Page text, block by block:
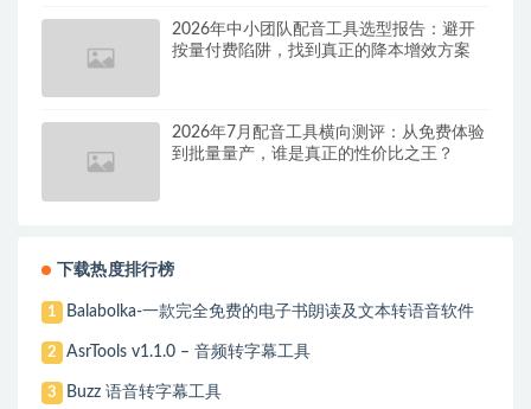
2026年中小团队配音工具选型报告：避开
按量付费陷阱，找到真正的降本增效方案
2026年7月配音工具横向测评：从免费体验
到批量量产，谁是真正的性价比之王？
下载热度排行榜
1 Balabolka-一款完全免费的电子书朗读及文本转语音软件
2 AsrTools v1.1.0 – 音频转字幕工具
3 Buzz 语音转字幕工具